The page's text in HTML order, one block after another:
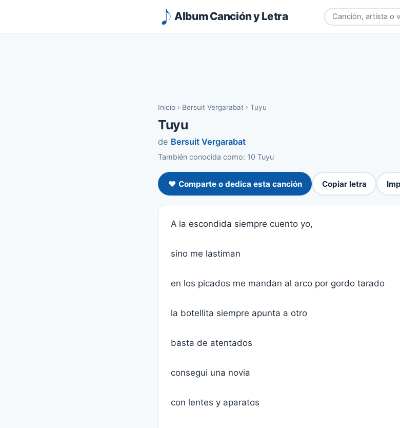
Album Canción y Letra
Inicio › Bersuit Vergarabat › Tuyu
Tuyu
de Bersuit Vergarabat
También conocida como: 10 Tuyu
❤️ Comparte o dedica esta canción Copiar letra
A la escondida siempre cuento yo,
sino me lastiman
en los picados me mandan al arco por gordo tarado
la botellita siempre apunta a otro
basta de atentados
consegui una novia
con lentes y aparatos